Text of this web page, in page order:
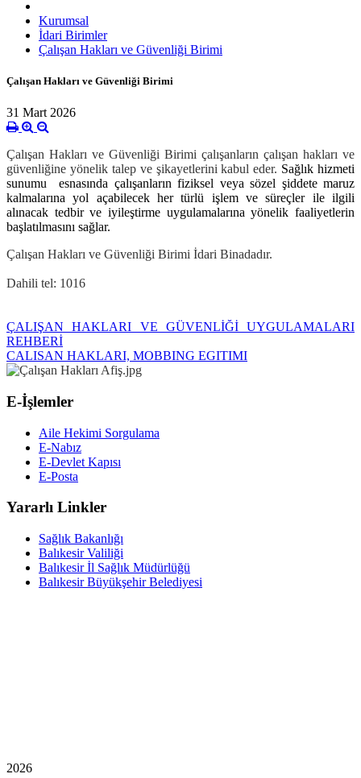
Kurumsal
İdari Birimler
Çalışan Hakları ve Güvenliği Birimi
Çalışan Hakları ve Güvenliği Birimi
31 Mart 2026
Çalışan Hakları ve Güvenliği Birimi çalışanların çalışan hakları ve
güvenliğine yönelik talep ve şikayetlerini kabul eder. Sağlık hizmeti
sunumu esnasında çalışanların fiziksel veya sözel şiddete maruz
kalmalarına yol açabilecek her türlü işlem ve süreçler ile ilgili
alınacak tedbir ve iyileştirme uygulamalarına yönelik faaliyetlerin
başlatılmasını sağlar.
Çalışan Hakları ve Güvenliği Birimi İdari Binadadır.
Dahili tel: 1016
ÇALIŞAN HAKLARI VE GÜVENLİĞİ UYGULAMALARI
REHBERİ
CALISAN HAKLARI, MOBBING EGITIMI
E-İşlemler
Aile Hekimi Sorgulama
E-Nabız
E-Devlet Kapısı
E-Posta
Yararlı Linkler
Sağlık Bakanlığı
Balıkesir Valiliği
Balıkesir İl Sağlık Müdürlüğü
Balıkesir Büyükşehir Belediyesi
2026